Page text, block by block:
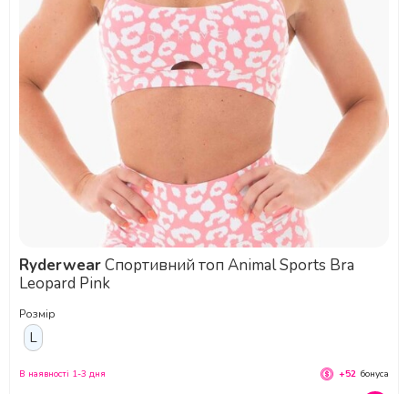
Ryderwear
Leopard Pink
Розмір
L
В наявності 1-3 дня +52 бонуса